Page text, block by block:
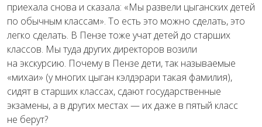
приехала снова и сказала: «Мы развели цыганских детей
по обычным классам». То есть это можно сделать, это
легко сделать. В Пензе тоже учат детей до старших
классов. Мы туда других директоров возили
на экскурсию. Почему в Пензе дети, так называемые
«михаи» (у многих цыган кэлдэрари такая фамилия),
сидят в старших классах, сдают государственные
экзамены, а в других местах — их даже в пятый класс
не берут?